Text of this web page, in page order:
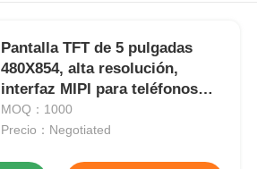
Pantalla TFT de 5 pulgadas
480X854, alta resolución,
interfaz MIPI para teléfonos
inteligentes y tabletas
MOQ：1000
Precio：Negotiated